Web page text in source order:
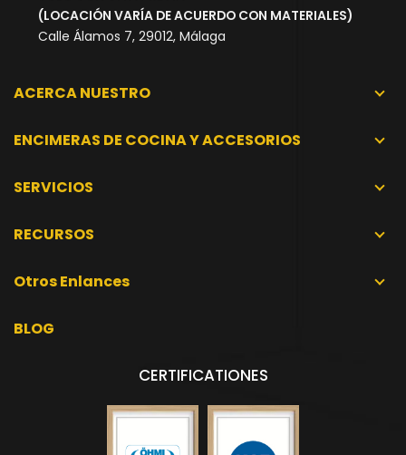
(LOCACIÓN VARÍA DE ACUERDO CON MATERIALES)
Calle Álamos 7, 29012, Málaga
ACERCA NUESTRO
ENCIMERAS DE COCINA Y ACCESORIOS
SERVICIOS
RECURSOS
Otros Enlances
BLOG
CERTIFICATIONES